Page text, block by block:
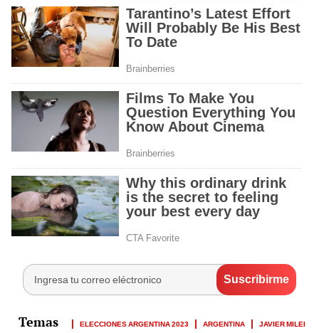
ELECCIONES ARGENTINA 2023 ARGENTINA
JAVIER MILEI